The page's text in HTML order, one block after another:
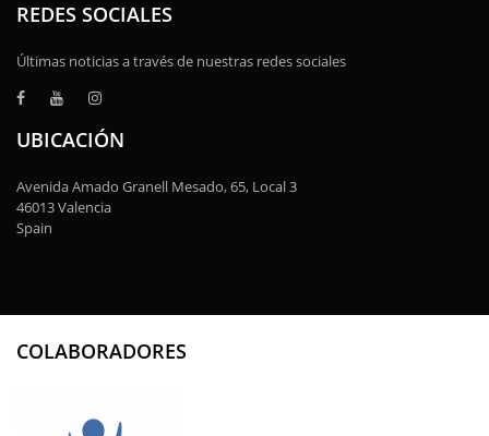
REDES SOCIALES
Últimas noticias a través de nuestras redes sociales
UBICACIÓN
Avenida Amado Granell Mesado, 65, Local 3
46013 Valencia
Spain
COLABORADORES